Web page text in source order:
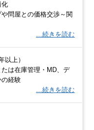
化
や問屋との価格交渉～関
…続きを読む
以上）
たは在庫管理・MD、デ
の経験
…続きを読む